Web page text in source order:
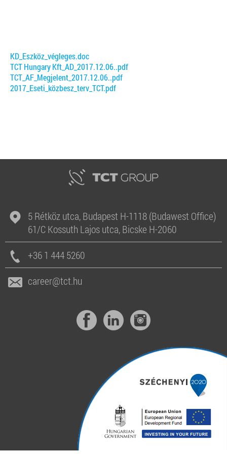
KD_Eszköz_végleges.doc
TCT Hungary Kft_AD_2017.12.06..pdf
TCT_AF_Megjelent_2017.12.06..pdf
2017_Eseti_közbesz_terv_TCT.pdf
5 Rétköz utca, Budapest H-1118 (Budawest Office)
61/C Kossuth Lajos utca, Bicske H-2060
+36 1 444 5260
career@tct.hu